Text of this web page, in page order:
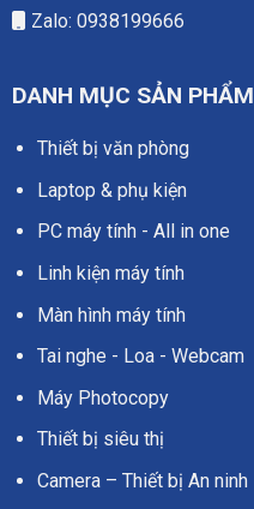
Zalo: 0938199666
DANH MỤC SẢN PHẨM
Thiết bị văn phòng
Laptop & phụ kiện
PC máy tính - All in one
Linh kiện máy tính
Màn hình máy tính
Tai nghe - Loa - Webcam
Máy Photocopy
Thiết bị siêu thị
Camera – Thiết bị An ninh